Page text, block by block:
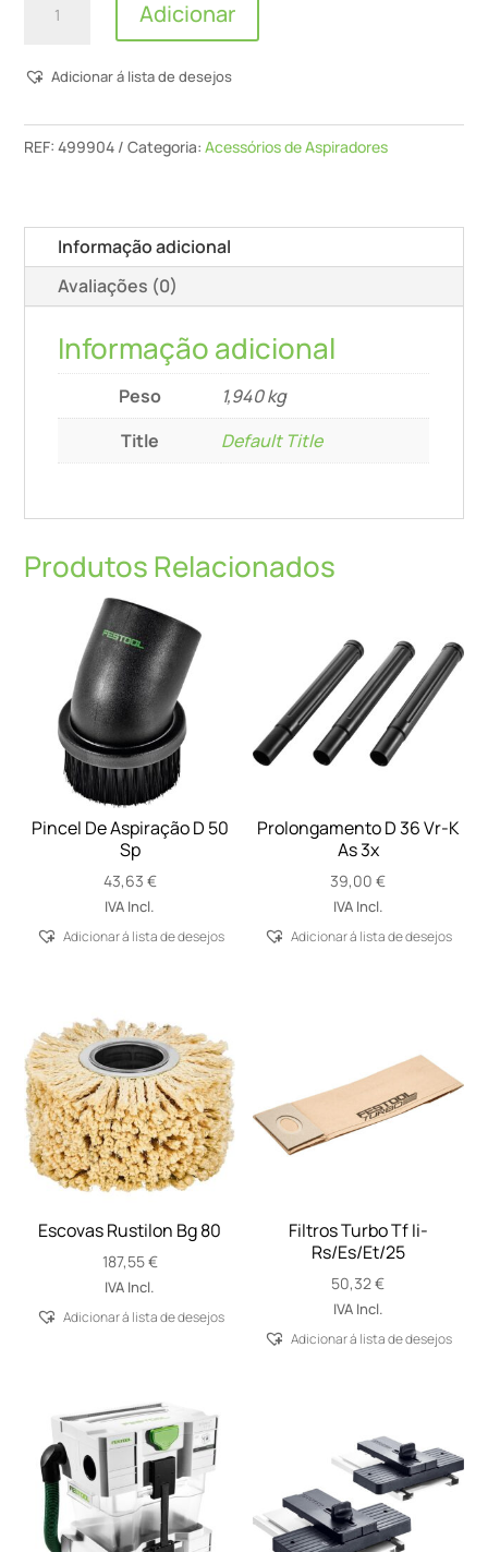
De
Ens-
/5
Adicionar
Adicionar á lista de desejos
REF:499904 Categoria:Acessórios de Aspiradores
Informação adicional
Avaliações (0)
Informação adicional
Peso
1,940 kg
Title
Default Title
Produtos Relacionados
Pincel De Aspiração D 50
Sp
43,63 €
IVA Incl.
Adicionar á lista de desejos
Prolongamento D 36 Vr-K
As 3x
39,00€
IVA Incl.
Adicionar á lista de desejos
Escovas Rustilon Bg 80
187,55€
IVA Incl.
Adicionar á lista de desejos
Filtros Turbo Tf Ii-
Rs/Es/Et/25
50,32€
IVA Incl.
Adicionar á lista de desejos